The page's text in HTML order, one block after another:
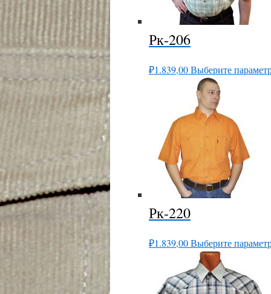
Рк-206
₽1.839,00Выберите
Рк-220
₽1.839,00Выберите